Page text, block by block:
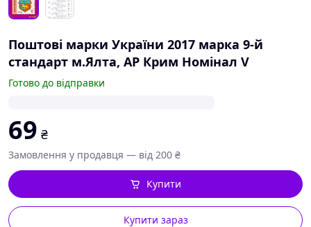
Поштові марки України 2017 марка 9-й
стандарт м.Ялта, АР Крим Номінал V
Готово до відправки
69 ₴
Замовлення у продавця — від 200 ₴
Купити зараз
Купити